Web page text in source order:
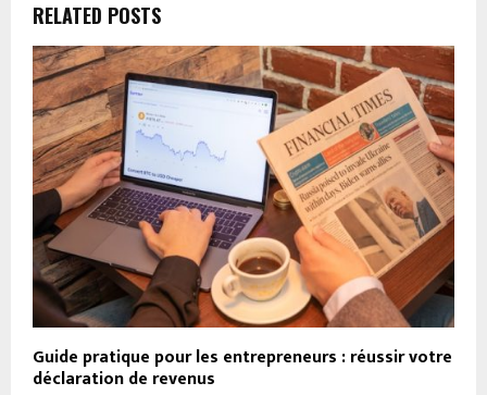
RELATED POSTS
Guide pratique pour les entrepreneurs : réussir votre
déclaration de revenus